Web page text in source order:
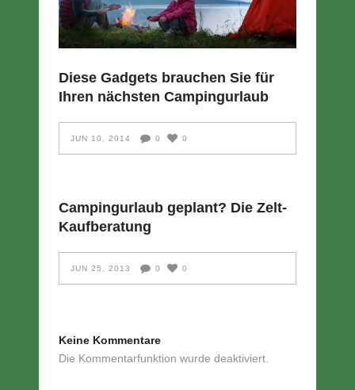
Diese Gadgets brauchen Sie für
Ihren nächsten Campingurlaub
JUN 10, 2014 0 0
Campingurlaub geplant? Die Zelt-
Kaufberatung
JUN 25, 2013 0 0
Keine Kommentare
Die Kommentarfunktion wurde deaktiviert.